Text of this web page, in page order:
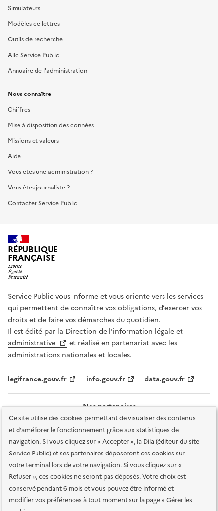
Ce site utilise des cookies permettant de visualiser des contenus
et d'améliorer le fonctionnement grâce aux statistiques de
navigation. Si vous cliquez sur « Accepter », la Dila (éditeur du site
Service Public) et ses partenaires déposeront ces cookies sur
votre terminal lors de votre navigation. Si vous cliquez sur «
Refuser », ces cookies ne seront pas déposés. Votre choix est
conservé pendant 6 mois et vous pouvez être informé et
modifier vos préférences à tout moment sur la page « Gérer les
Simulateurs
Modèles de lettres
Outils de recherche
Allo Service Public
Annuaire de l'administration
Nous connaître
Chiffres
Mise à disposition des données
Missions et valeurs
Aide
Vous êtes une administration ?
Vous êtes journaliste ?
Contacter Service Public
RÉPUBLIQUE
FRANÇAISE
Service Public vous informe et vous oriente vers les services
qui permettent de connaître vos obligations, d’exercer vos
droits et de faire vos démarches du quotidien.
Il est édité par la Direction de l’information légale et
administrative
et réalisé en partenariat avec les
administrations nationales et locales.
legifrance.gouv.fr info.gouv.fr data.gouv.fr
Nos partenaires
Plan du site Accessibilité : totalement conforme
Accessibilité des
services en ligne Mentions légales Données personnelles et sécurité
Conditions générales d'utilisation Gestion des cookies